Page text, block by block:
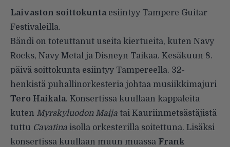
Laivaston soittokuntaesiintyy Tampere Guitar
Festivaleilla.
Bändi on toteuttanut useita kiertueita, kuten Navy
Rocks, Navy Metal ja Disneyn Taikaa. Kesäkuun 8.
päivä soittokunta esiintyy Tampereella. 32-
henkistä puhallinorkesteria johtaa musiikkimajuri
Tero Haikala. Konsertissa kuullaan kappaleita
kuten Myrskyluodon Maija tai Kauriinmetsästäjistä
tuttu Cavatina isolla orkesterilla soitettuna. Lisäksi
konsertissa kuullaan muun muassa Frank